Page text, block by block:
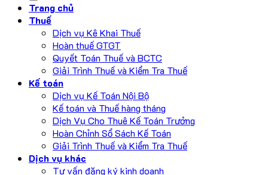
Trang chủ
Thuế
Dịch vụ Kê Khai Thuế
Hoàn thuế GTGT
Quyết Toán Thuế và BCTC
Giải Trình Thuế và Kiểm Tra Thuế
Kế toán
Dịch vụ Kế Toán Nội Bộ
Kế toán và Thuế hàng tháng
Dịch Vụ Cho Thuê Kế Toán Trưởng
Hoàn Chỉnh Sổ Sách Kế Toán
Giải Trình Thuế và Kiểm Tra Thuế
Dịch vụ khác
Tư vấn đăng ký kinh doanh